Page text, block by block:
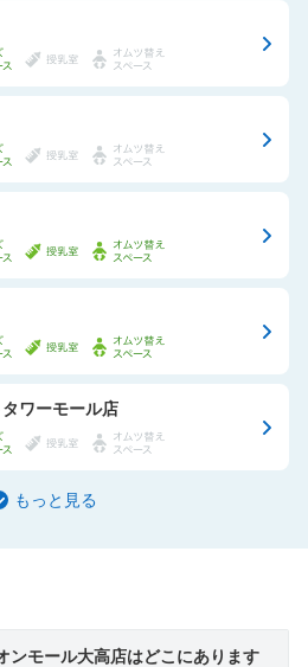
ワーモール店
もっと見る
ンモール大高店はどこにあります